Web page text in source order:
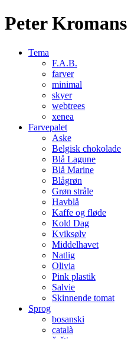
Peter
Tema
F.A.B.
farver
minimal
skyer
webtrees
xenea
Farvepalet
Aske
Belgisk chokolade
Blå Lagune
Blå Marine
Blågrøn
Grøn stråle
Havblå
Kaffe og fløde
Kold Dag
Kviksølv
Middelhavet
Natlig
Olivia
Pink plastik
Salvie
Skinnende tomat
Sprog
bosanski
català